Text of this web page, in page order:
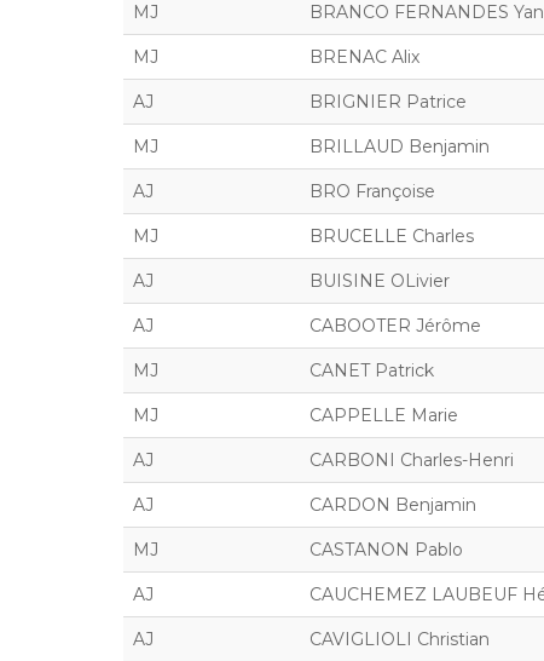
MJ BRANCO FERNANDES
MJ BRENAC Alix
AJ BRIGNIER Patrice
MJ BRILLAUD Benjamin
AJ BRO Françoise
MJ BRUCELLE Charles
AJ BUISINE OLivier
AJ CABOOTER Jérôme
MJ CANET Patrick
MJ CAPPELLE Marie
AJ CARBONI Charles-Henri
AJ CARDON Benjamin
MJ CASTANON Pablo
AJ CAUCHEMEZ LAUBEUF
AJ CAVIGLIOLI Christian